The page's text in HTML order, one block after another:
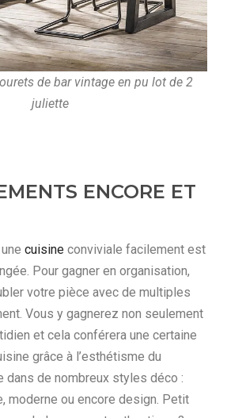
de bar vintage en pu lot de 2
juliette
ENCORE ET
cuisine conviviale facilement est
Pour gagner en organisation,
votre pièce avec de multiples
Vous y gagnerez non seulement
et cela conférera une certaine
grâce à l’esthétisme du
dans de nombreux styles déco :
moderne ou encore design. Petit